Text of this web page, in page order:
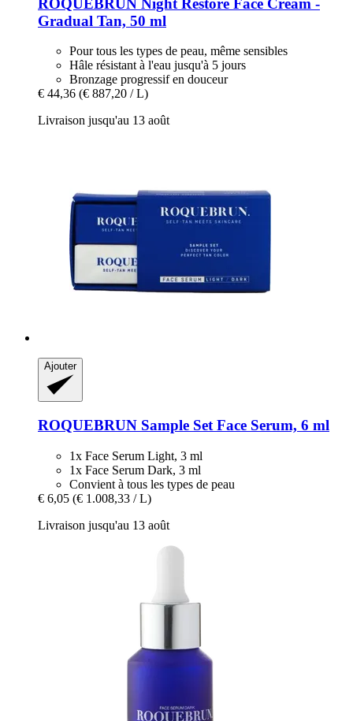
Gradual Tan, 50 ml
Pour tous les types de peau, même sensibles
Hâle résistant à l'eau jusqu'à 5 jours
Bronzage progressif en douceur
€ 44,36 (€ 887,20 / L)
Livraison jusqu'au 13 août
Ajouter
ROQUEBRUN Sample Set Face Serum, 6 ml
1x Face Serum Light, 3 ml
1x Face Serum Dark, 3 ml
Convient à tous les types de peau
€ 6,05 (€ 1.008,33 / L)
Livraison jusqu'au 13 août